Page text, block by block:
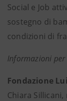
Social e Job
sostegno di
condizioni di
Informazioni
Fondazione
Chiara